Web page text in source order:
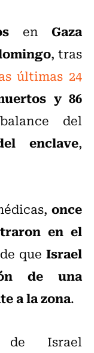
enGaza
, tras
últimas 24
y 86
del
enclave,
once
en el
queIsrael
de una
a la zona.
de Israel